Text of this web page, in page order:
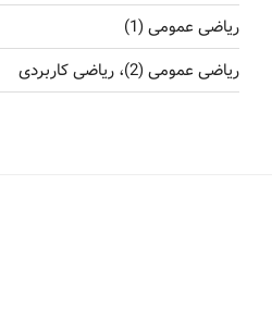
ریاضی عمومی (1)
ریاضی عمومی (2)، ریاضی کاربردی